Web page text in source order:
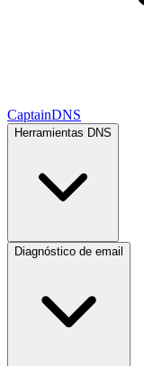
CaptainDNS
Herramientas DNS
Diagnóstico de email